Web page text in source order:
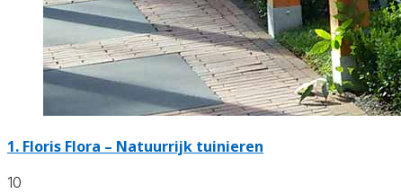
1. Floris Flora – Natuurrijk tuinieren
10